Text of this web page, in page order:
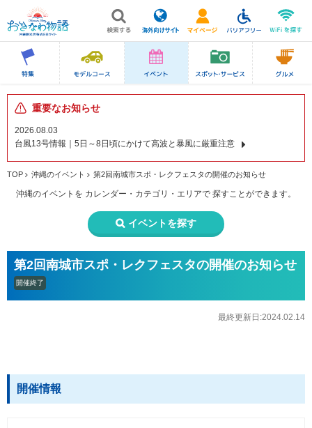
重要なお知らせ
2026.08.03
台風13号情報｜5日～8日頃にかけて高波と暴風に厳重注意
TOP 沖縄のイベント 第2回南城市スポ・レクフェスタの開催のお知らせ
沖縄のイベントを カレンダー・カテゴリ・エリアで 探すことができます。
イベントを探す
第2回南城市スポ・レクフェスタの開催のお知らせ
開催終了
最終更新日:2024.02.14
開催情報